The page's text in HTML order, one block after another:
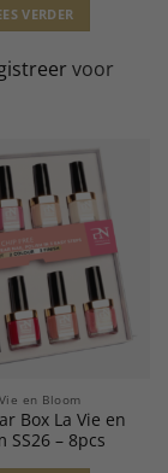
VERDER
voor
en Bloom
Box La Vie en
SS26 – 8pcs